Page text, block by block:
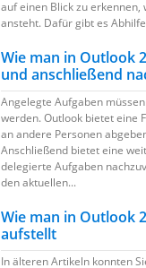
auf einen Blick zu erkennen,
ansteht. Dafür gibt es
Wie man in Outlook
und anschließend
Angelegte Aufgaben
werden. Outlook bietet eine
an andere Personen
Anschließend bietet eine
delegierte Aufgaben
den aktuellen...
Wie man in Outlook
aufstellt
In älteren Artikeln konnten